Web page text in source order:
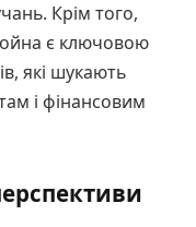
Крім того,
є ключовою
які шукають
і фінансовим